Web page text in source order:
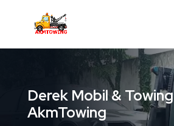
Derek Mobil & Towing
AkmTowing